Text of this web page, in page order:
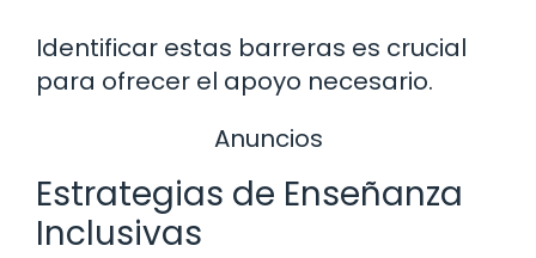
Identificar estas barreras es crucial
para ofrecer el apoyo necesario.
Anuncios
Estrategias de Enseñanza
Inclusivas